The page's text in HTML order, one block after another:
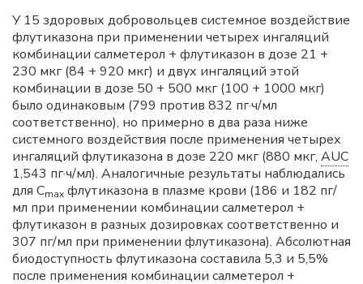
У 15 здоровых добровольцев системное воздействие
флутиказона при применении четырех ингаляций
комбинации салметерол + флутиказон в дозе 21 +
230 мкг (84 + 920 мкг) и двух ингаляций этой
комбинации в дозе 50 + 500 мкг (100 + 1000 мкг)
было одинаковым (799 против 832 пг·ч/мл
соответственно), но примерно в два раза ниже
системного воздействия после применения четырех
ингаляций флутиказона в дозе 220 мкг (880 мкг, AUC
1,543 пг·ч/мл). Аналогичные результаты наблюдались
для Сmax флутиказона в плазме крови (186 и 182 пг/
мл при применении комбинации салметерол +
флутиказон в разных дозировках соответственно и
307 пг/мл при применении флутиказона). Абсолютная
биодоступность флутиказона составила 5,3 и 5,5%
после применения комбинации салметерол +